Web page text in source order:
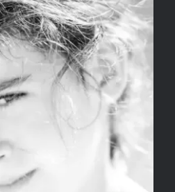
Enfant